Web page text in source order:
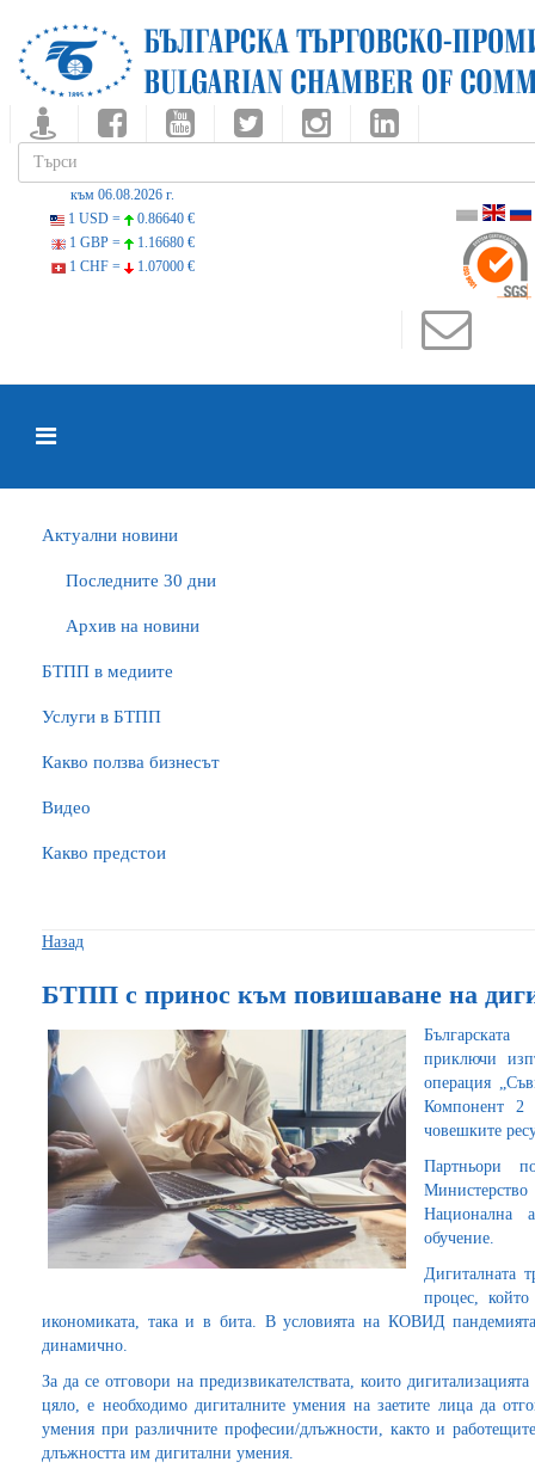
към 06.08.2026 г.
1 USD =
0.86640 €
1 GBP =
1.16680 €
1 CHF =
1.07000 €
Актуални новини
Последните 30 дни
Архив на новини
БTПП в медиите
Услуги в БТПП
Какво ползва бизнесът
Видео
Какво предстои
Назад
БТПП с принос към повишаване на
приключи
операция
Компонент 2
човешките
Партньори
Национална
обучение.
Дигиталната
процес,
икономиката, така и в бита. В условията на КОВИД
динамично.
За да се отговори на предизвикателствата, които
цяло, е необходимо дигиталните умения на заетите лица да
умения при различните професии/длъжности, както и
длъжността им дигитални умения.